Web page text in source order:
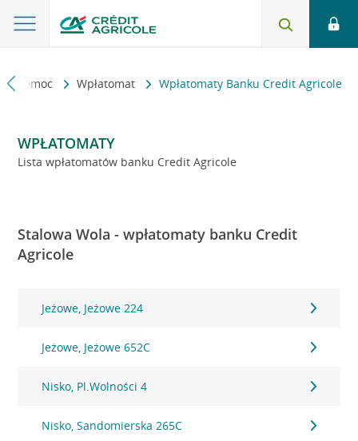
i pomoc Wpłatomat Wpłatomaty Banku Credit Agricole
WPŁATOMATY
Lista wpłatomatów banku Credit Agricole
Stalowa Wola - wpłatomaty banku Credit
Agricole
Jeżowe, Jeżowe 224
Jeżowe, Jeżowe 652C
Nisko, Pl.Wolności 4
Nisko, Sandomierska 265C